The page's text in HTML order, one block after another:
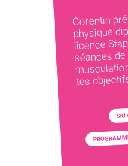
Corentin
physique
licence
séances
tes
SKI